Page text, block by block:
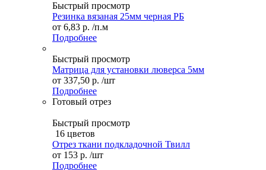
Быстрый просмотр
Резинка вязаная 25мм черная РБ
от 6,83 р. /п.м
Подробнее
Быстрый просмотр
Матрица для установки люверса 5мм
от 337,50 р. /шт
Подробнее
Готовый отрез
Быстрый просмотр
16 цветов
Отрез ткани подкладочной Твилл
от 153 р. /шт
Подробнее